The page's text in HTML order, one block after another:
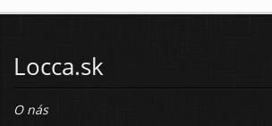
Locca.sk
O nás